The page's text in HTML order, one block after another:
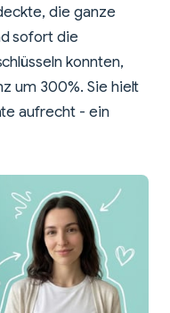
die ganze
sofort die
konnten,
um 300%. Sie hielt
aufrecht - ein